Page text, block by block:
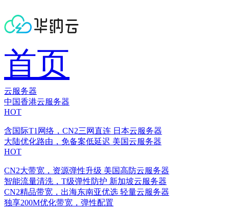
首页
云服务器
中国香港云服务器
HOT
含国际T1网络，CN2三网直连 日本云服务器
大陆优化路由，免备案低延迟 美国云服务器
HOT
CN2大带宽，资源弹性升级 美国高防云服务器
智能流量清洗，T级弹性防护 新加坡云服务器
CN2精品带宽，出海东南亚优选 轻量云服务器
独享200M优化带宽，弹性配置